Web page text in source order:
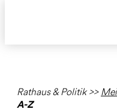
Rathaus & Politik>>
A-Z